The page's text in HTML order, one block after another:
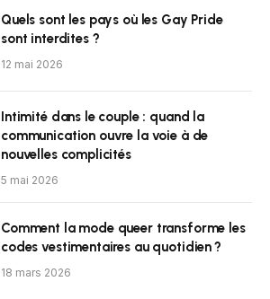
Quels sont les pays où les Gay Pride
sont interdites ?
12 mai 2026
Intimité dans le couple : quand la
communication ouvre la voie à de
nouvelles complicités
5 mai 2026
Comment la mode queer transforme les
codes vestimentaires au quotidien ?
18 mars 2026